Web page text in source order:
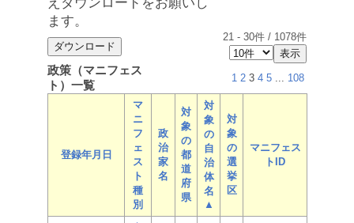
ます。
21 - 30件 / 1078件
政策（マニフェス
ト）一覧
1 2 3 4 5 ... 108
登録年月日
マ
ニ
フ
ェ
ス
ト
種
別
政
治
家
名
対
象
の
都
道
府
県
対
象
の
自
治
体
名
▲
対
象
の
選
挙
区
マニフェス
トID